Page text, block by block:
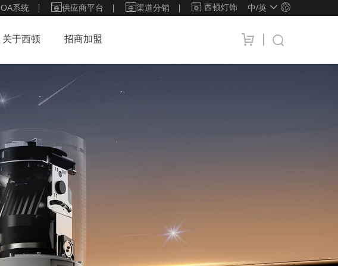
中/英
OA系统 供应商平台 渠道分销 西顿灯饰
关于西顿 招商加盟